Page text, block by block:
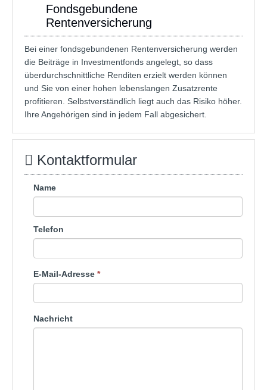
Fondsgebundene
Rentenversicherung
Bei einer fondsgebundenen Rentenversicherung werden
die Beiträge in Investmentfonds angelegt, so dass
überdurchschnittliche Renditen erzielt werden können
und Sie von einer hohen lebenslangen Zusatzrente
profitieren. Selbstverständlich liegt auch das Risiko höher.
Ihre Angehörigen sind in jedem Fall abgesichert.
Kontaktformular
Name
Telefon
E-Mail-Adresse *
Nachricht